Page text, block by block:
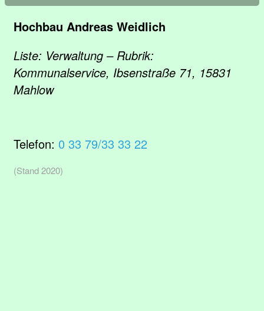
Hochbau Andreas Weidlich
Liste: Verwaltung – Rubrik:
Kommunalservice, Ibsenstraße 71, 15831
Mahlow
Telefon: 0 33 79/33 33 22
(Stand 2020)